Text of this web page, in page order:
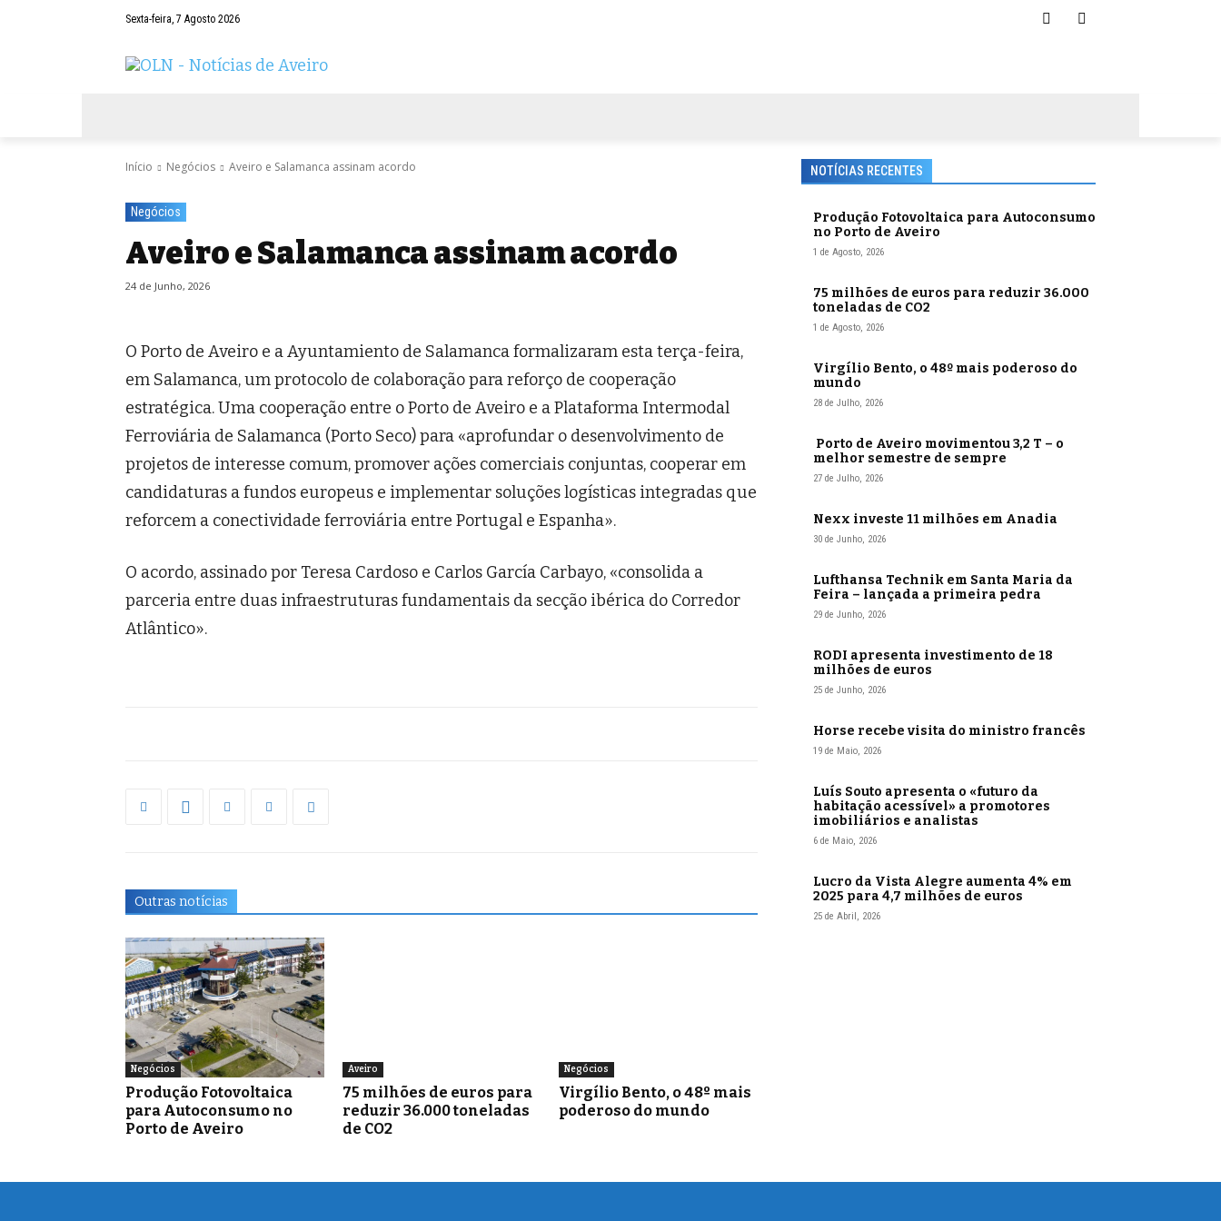
Sexta-feira, 7 Agosto 2026
Início Negócios Aveiro e Salamanca assinam acordo
Negócios
Aveiro e Salamanca assinam acordo
24 de Junho, 2026
O Porto de Aveiro e a Ayuntamiento de Salamanca formalizaram esta terça-feira,
em Salamanca, um protocolo de colaboração para reforço de cooperação
estratégica. Uma cooperação entre o Porto de Aveiro e a Plataforma Intermodal
Ferroviária de Salamanca (Porto Seco) para «aprofundar o desenvolvimento de
projetos de interesse comum, promover ações comerciais conjuntas, cooperar em
candidaturas a fundos europeus e implementar soluções logísticas integradas que
reforcem a conectividade ferroviária entre Portugal e Espanha».
O acordo, assinado por Teresa Cardoso e Carlos García Carbayo, «consolida a
parceria entre duas infraestruturas fundamentais da secção ibérica do Corredor
Atlântico».
Outras notícias
Negócios
Produção Fotovoltaica
para Autoconsumo no
Porto de Aveiro
Aveiro
75 milhões de euros para
reduzir 36.000 toneladas
de CO2
Negócios
Virgílio Bento, o 48º mais
poderoso do mundo
NOTÍCIAS RECENTES
Produção Fotovoltaica para Autoconsumo
no Porto de Aveiro
1 de Agosto, 2026
75 milhões de euros para reduzir 36.000
toneladas de CO2
1 de Agosto, 2026
Virgílio Bento, o 48º mais poderoso do
mundo
28 de Julho, 2026
Porto de Aveiro movimentou 3,2 T – o
melhor semestre de sempre
27 de Julho, 2026
Nexx investe 11 milhões em Anadia
30 de Junho, 2026
Lufthansa Technik em Santa Maria da
Feira – lançada a primeira pedra
29 de Junho, 2026
RODI apresenta investimento de 18
milhões de euros
25 de Junho, 2026
Horse recebe visita do ministro francês
19 de Maio, 2026
Luís Souto apresenta o «futuro da
habitação acessível» a promotores
imobiliários e analistas
6 de Maio, 2026
Lucro da Vista Alegre aumenta 4% em
2025 para 4,7 milhões de euros
25 de Abril, 2026